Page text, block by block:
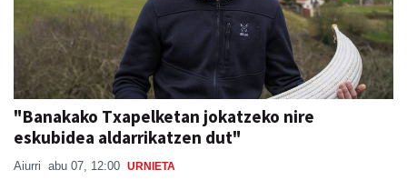
"Banakako Txapelketan jokatzeko nire
eskubidea aldarrikatzen dut"
Aiurri abu 07, 12:00 URNIETA